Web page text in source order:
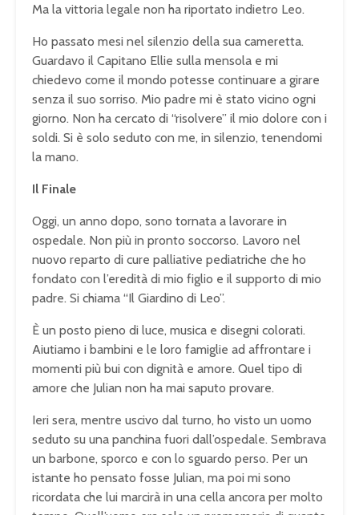
Ma la vittoria legale non ha riportato indietro Leo.
Ho passato mesi nel silenzio della sua cameretta.
Guardavo il Capitano Ellie sulla mensola e mi
chiedevo come il mondo potesse continuare a girare
senza il suo sorriso. Mio padre mi è stato vicino ogni
giorno. Non ha cercato di “risolvere” il mio dolore con i
soldi. Si è solo seduto con me, in silenzio, tenendomi
la mano.
Il Finale
Oggi, un anno dopo, sono tornata a lavorare in
ospedale. Non più in pronto soccorso. Lavoro nel
nuovo reparto di cure palliative pediatriche che ho
fondato con l’eredità di mio figlio e il supporto di mio
padre. Si chiama “Il Giardino di Leo”.
È un posto pieno di luce, musica e disegni colorati.
Aiutiamo i bambini e le loro famiglie ad affrontare i
momenti più bui con dignità e amore. Quel tipo di
amore che Julian non ha mai saputo provare.
Ieri sera, mentre uscivo dal turno, ho visto un uomo
seduto su una panchina fuori dall’ospedale. Sembrava
un barbone, sporco e con lo sguardo perso. Per un
istante ho pensato fosse Julian, ma poi mi sono
ricordata che lui marcirà in una cella ancora per molto